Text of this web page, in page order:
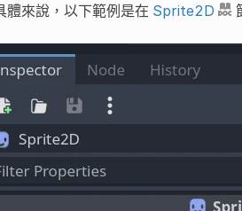
體來說，以下範例是在 Sprite2D